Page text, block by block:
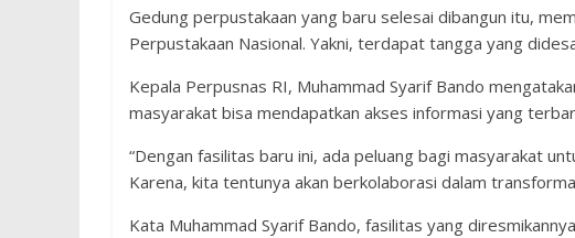
Gedung perpustakaan yang baru selesai dibangun itu,
Perpustakaan Nasional. Yakni, terdapat tangga yang
Kepala Perpusnas RI, Muhammad Syarif Bando
masyarakat bisa mendapatkan akses informasi yang
“Dengan fasilitas baru ini, ada peluang bagi masyarakat
Karena, kita tentunya akan berkolaborasi dalam
Kata Muhammad Syarif Bando, fasilitas yang